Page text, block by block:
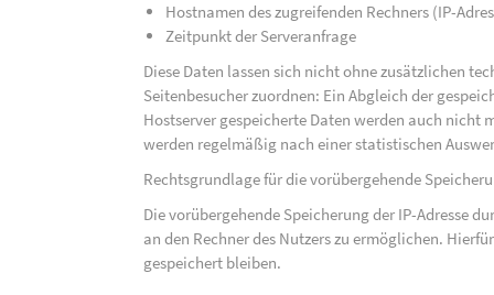
Hostnamen des zugreifenden Rechners (IP-
Zeitpunkt der Serveranfrage
Diese Daten lassen sich nicht ohne zusätzlichen
Seitenbesucher zuordnen: Ein Abgleich der
Hostserver gespeicherte Daten werden auch nicht
werden regelmäßig nach einer statistischen
Rechtsgrundlage für die vorübergehende
Die vorübergehende Speicherung der IP-Adresse
an den Rechner des Nutzers zu ermöglichen.
gespeichert bleiben.